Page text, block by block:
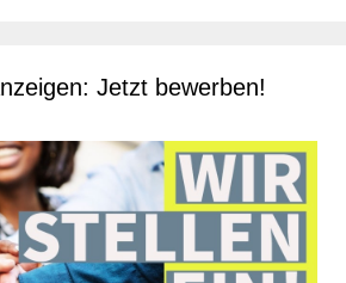
Jetzt bewerben!